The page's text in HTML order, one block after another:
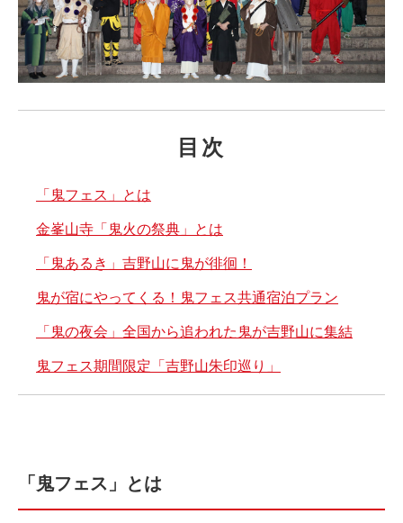
目次
「鬼フェス」とは
金峯山寺「鬼火の祭典」とは
「鬼あるき」吉野山に鬼が徘徊！
鬼が宿にやってくる！鬼フェス共通宿泊プラン
「鬼の夜会」全国から追われた鬼が吉野山に集結
鬼フェス期間限定「吉野山朱印巡り」
「鬼フェス」とは